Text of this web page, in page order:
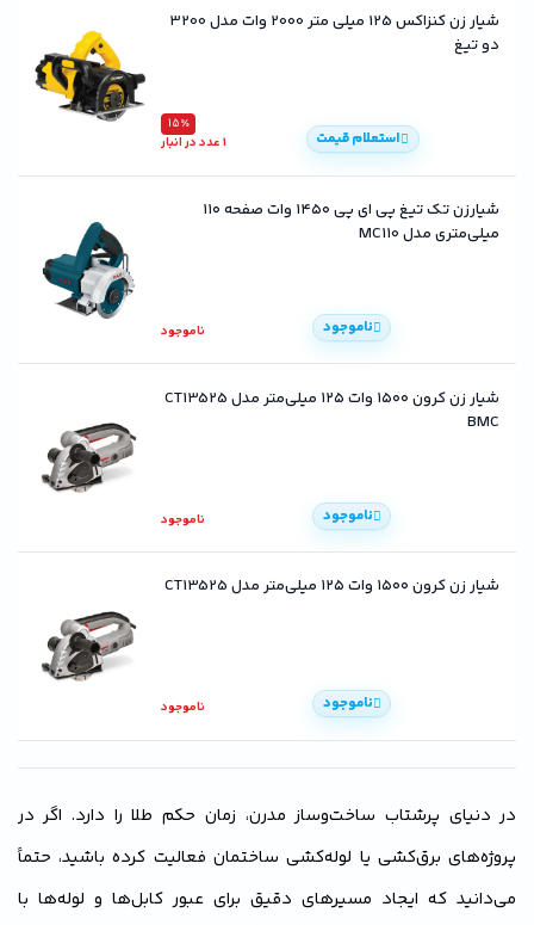
شیار زن کنزاکس 125 میلی متر 2000 وات مدل 3200
دو تیغ
15٪
1 عدد در انبار استعلام قیمت
شیارزن تک تیغ پی ای پی ۱۴۵۰ وات صفحه ۱۱۰
میلی‌متری مدل MC110
ناموجود ناموجود
شیار زن کرون ۱۵۰۰ وات ۱۲۵ میلی‌متر مدل CT13525
BMC
ناموجود ناموجود
شیار زن کرون ۱۵۰۰ وات ۱۲۵ میلی‌متر مدل CT13525
ناموجود ناموجود
در دنیای پرشتاب ساخت‌وساز مدرن، زمان حکم طلا را دارد. اگر در
پروژه‌های برق‌کشی یا لوله‌کشی ساختمان فعالیت کرده باشید، حتماً
می‌دانید که ایجاد مسیرهای دقیق برای عبور کابل‌ها و لوله‌ها با